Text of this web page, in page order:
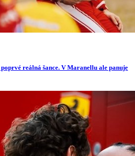
reálná šance. V Maranellu ale panuje